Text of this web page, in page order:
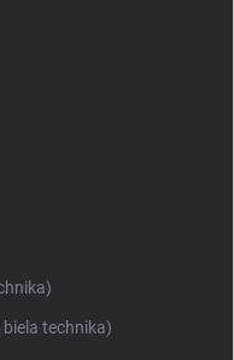
technika)